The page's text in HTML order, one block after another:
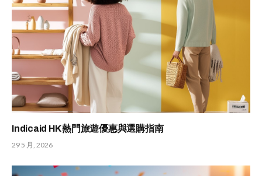
Indicaid HK 熱門旅遊優惠與選購指南
29 5 月, 2026